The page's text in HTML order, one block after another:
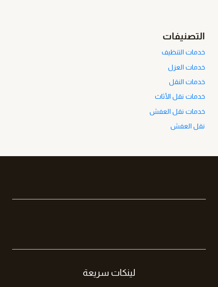
التصنيفات
خدمات التنظيف
خدمات العزل
خدمات النقل
خدمات نقل الأثاث
خدمات نقل العفش
نقل العفش
لينكات سريعة